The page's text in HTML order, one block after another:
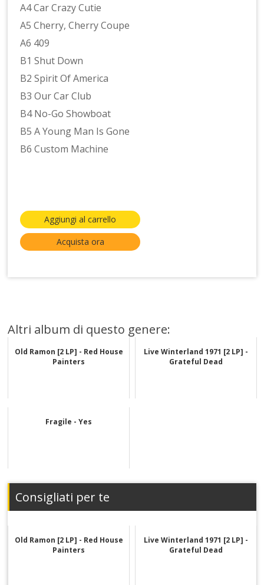
A4 Car Crazy Cutie
A5 Cherry, Cherry Coupe
A6 409
B1 Shut Down
B2 Spirit Of America
B3 Our Car Club
B4 No-Go Showboat
B5 A Young Man Is Gone
B6 Custom Machine
Aggiungi al carrello
Acquista ora
Altri album di questo genere:
Old Ramon [2 LP] - Red House
Painters
Live Winterland 1971 [2 LP] -
Grateful Dead
Fragile - Yes
Consigliati per te
Old Ramon [2 LP] - Red House
Painters
Live Winterland 1971 [2 LP] -
Grateful Dead